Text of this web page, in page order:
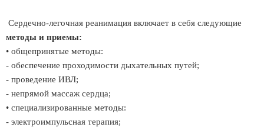
Сердечно-легочная реанимация включает в себя следующие
методы и приемы:
• общепринятые методы:
- обеспечение проходимости дыхательных путей;
- проведение ИВЛ;
- непрямой массаж сердца;
• специализированные методы:
- электроимпульсная терапия;